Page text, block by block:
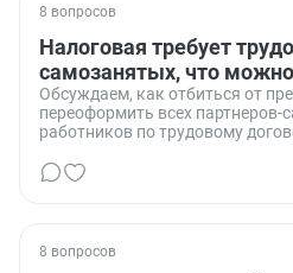
8 вопросов
Налоговая требует
самозанятых, что
Обсуждаем, как отбиться от
переоформить всех партнеров-
работников по трудовому
8 вопросов